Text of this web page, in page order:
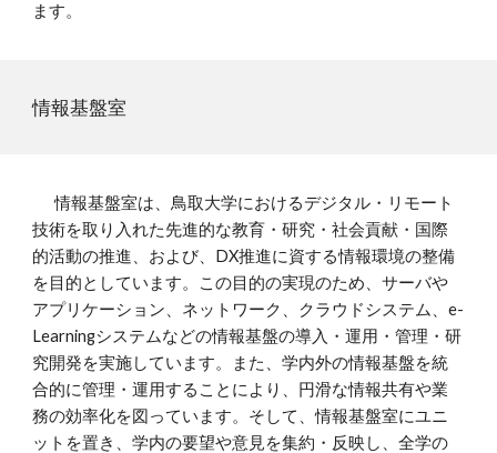
ます。
情報基盤室
情報基盤室は、鳥取大学におけるデジタル・リモート
技術を取り入れた先進的な教育・研究・社会貢献・国際
的活動の推進、および、DX推進に資する情報環境の整備
を目的としています。この目的の実現のため、サーバや
アプリケーション、ネットワーク、クラウドシステム、e-
Learningシステムなどの情報基盤の導入・運用・管理・研
究開発を実施しています。また、学内外の情報基盤を統
合的に管理・運用することにより、円滑な情報共有や業
務の効率化を図っています。そして、情報基盤室にユニ
ットを置き、学内の要望や意見を集約・反映し、全学の